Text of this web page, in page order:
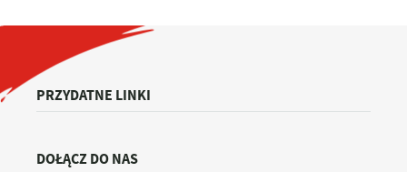
PRZYDATNE LINKI
DOŁĄCZ DO NAS